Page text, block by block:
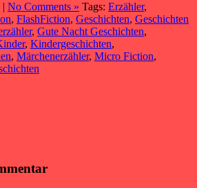
| No Comments » Tags: Erzähler,
, FlashFiction, Geschichten, Geschichten
, Gute Nacht Geschichten,
, Kindergeschichten,
, Märchenerzähler, Micro Fiction,